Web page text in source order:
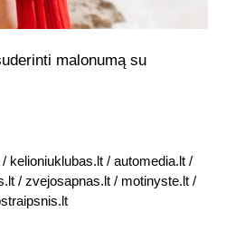
malonumą su
kelioniuklubas.lt/ automedia.lt/
/ zvejosapnas.lt/ motinyste.lt/